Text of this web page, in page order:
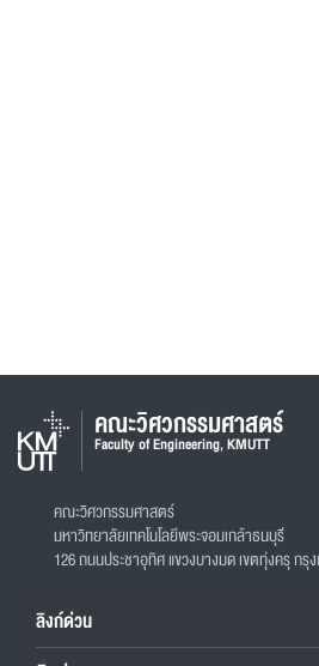
คณะวิศวกรรมศาสตร์
Faculty of Engineering, KMUTT
คณะวิศวกรรมศาสตร์
มหาวิทยาลัยเทคโนโลยีพระจอมเกล้าธนบุรี
126 ถนนประชาอุทิศ แขวงบางมด เขตทุ่งครุ กรุ
ลิงก์ด่วน